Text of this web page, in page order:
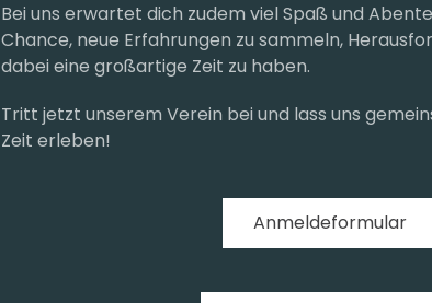
Bei uns erwartet dich zudem viel Spaß und
Chance, neue Erfahrungen zu sammeln,
dabei eine großartige Zeit zu haben.
Tritt jetzt unserem Verein bei und lass uns
Zeit erleben!
Anmeldeformular